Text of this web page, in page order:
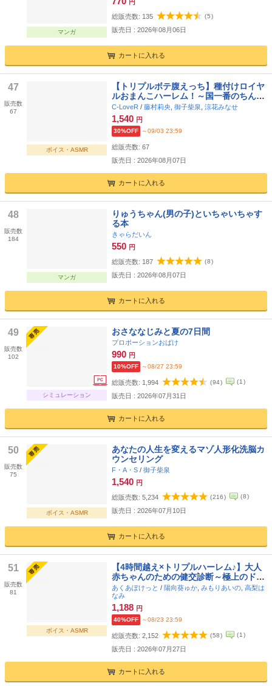
マンガ
円
総販売数: 135 (5)
販売日 : 2026年08月06日
カートに入れる
47
販売数
67
ボイス・ASMR
【トリプルボテ腹えっち】種付けロイヤ
ルおまんこハーレム！～国一番のちんぽ
で三人の王女と孕ませ純愛交尾三昧～
【バブみドスケベママ×奔放ギャル×甘え
んぼダウナー妹】
C-LoveR / 藤村莉央 御子柴泉 涼花みなせ
1,540 円
30%OFF ～09/03 23:59
総販売数: 67
販売日 : 2026年08月07日
カートに入れる
48
販売数
184
マンガ
りゅうちゃん(男の子)といちゃいちゃす
る本
きゃらだいん
550 円
総販売数: 187 (8)
販売日 : 2026年08月07日
カートに入れる
49
販売数
102
シミュレーション
おさななじみと夏の7日間
プロポーションおばけ
990 円
10%OFF ～08/27 23:59
総販売数: 1,994 (94) (1 )
販売日 : 2026年07月31日
カートに入れる
50
販売数
75
ボイス・ASMR
あなたの人生を変えるマゾ人形化洗脳カ
ウンセリング
F・A・S / 御子柴泉
1,540 円
総販売数: 5,234 (216) (8)
販売日 : 2026年07月10日
カートに入れる
51
販売数
81
ボイス・ASMR
【4時間越え×トリプルハーレム♪】大人
赤ちゃんのための健交診断～極上のドス
ケベママ達にバブみ尽くして一生分の赤
ちゃんプレイ～
あくあぽけっと / 陽向葵ゅか みもりあいの 高梨は
なみ
1,188 円
40%OFF ～08/23 23:59
総販売数: 2,152 (58) (1 )
販売日 : 2026年07月27日
カートに入れる